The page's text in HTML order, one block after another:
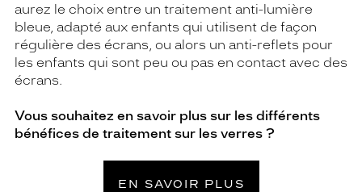
aurez le choix entre un traitement anti-lumière
bleue, adapté aux enfants qui utilisent de façon
régulière des écrans, ou alors un anti-reflets pour
les enfants qui sont peu ou pas en contact avec des
écrans.
Vous souhaitez en savoir plus sur les différents
bénéfices de traitement sur les verres ?
EN SAVOIR PLUS